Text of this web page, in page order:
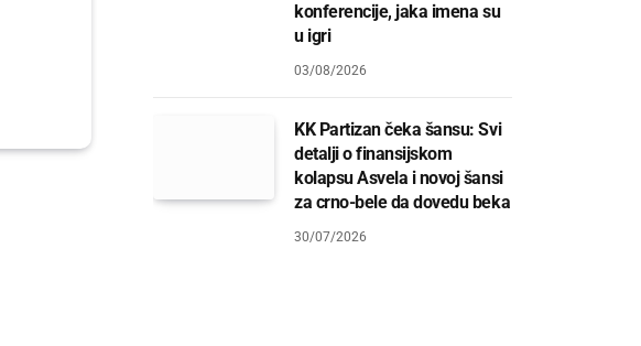
konferencije, jaka imena su
u igri
03/08/2026
KK Partizan čeka šansu: Svi
detalji o finansijskom
kolapsu Asvela i novoj šansi
za crno-bele da dovedu beka
30/07/2026